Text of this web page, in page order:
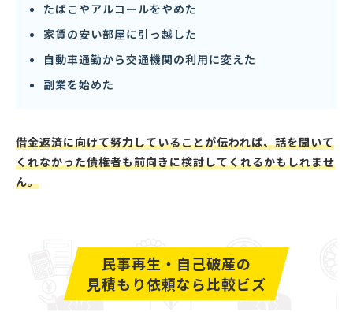
たばこやアルコールをやめた
家賃の安い部屋に引っ越した
自動車通勤から交通機関の利用に変えた
副業を始めた
借金返済に向けて努力していることが伝われば、話を聞いて
くれなかった債権者も前向きに検討してくれるかもしれませ
ん。
民事再生・自己破産の
見積もり依頼なら比較ビズ